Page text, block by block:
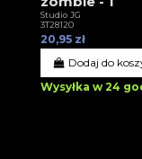
Studio JG
3T28120
20,95 zł
Dodaj do
Wysyłka w 24